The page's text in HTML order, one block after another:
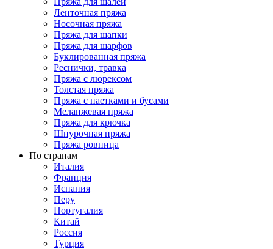
Ленточная пряжа
Носочная пряжа
Пряжа для шапки
Пряжа для шарфов
Буклированная пряжа
Реснички, травка
Пряжа с люрексом
Толстая пряжа
Пряжа с паетками и бусами
Меланжевая пряжа
Пряжа для крючка
Шнурочная пряжа
Пряжа ровница
По странам
Италия
Франция
Испания
Перу
Португалия
Китай
Россия
Турция